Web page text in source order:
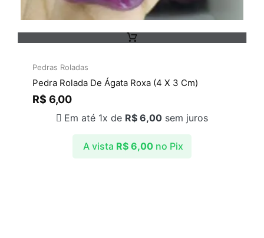
Pedras Roladas
Pedra Rolada De Ágata Roxa (4 X 3 Cm)
R$ 6,00
A vista R$ 6,00 no Pix
Em até 1x de R$ 6,00 sem juros